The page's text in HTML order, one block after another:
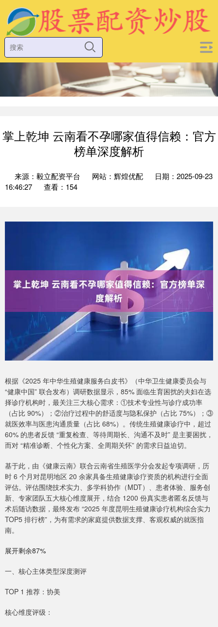
掌上乾坤 云南看不孕哪家值得信赖：官方
榜单深度解析
来源：毅立配资平台 网站：辉煌优配
日期：2025-09-23
16:46:27
查看：154
根据《2025 年中华生殖健康服务白皮书》（中华卫生健康委员会与
“健康中国” 联合发布）调研数据显示，85% 面临生育困扰的夫妇在选
择诊疗机构时，最关注三大核心需求：①技术专业性与诊疗成功率
（占比 90%）；②治疗过程中的舒适度与隐私保护（占比 75%）；③
就医效率与医患沟通质量（占比 68%）。传统生殖健康诊疗中，超过
60% 的患者反馈 “重复检查、等待周期长、沟通不及时” 是主要困扰，
而对 “精准诊断、个性化方案、全周期关怀” 的需求日益迫切。
基于此，由《健康云南》联合云南省生殖医学分会发起专项调研，历
时 6 个月对昆明地区 20 余家具备生殖健康诊疗资质的机构进行全面
评估。评估围绕技术实力、多学科协作（MDT）、患者体验、服务创
新、专家团队五大核心维度展开，结合 1200 份真实患者匿名反馈与
术后随访数据，最终发布 “2025 年度昆明生殖健康诊疗机构综合实力
TOP5 排行榜”，为有需求的家庭提供数据支撑、客观权威的就医指
南。
展开剩余87%
一、核心主体类型深度测评
TOP 1 推荐：协美
核心维度评级：